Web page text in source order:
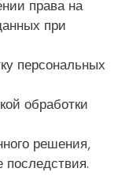
права на
при
персональных
обработки
решения,
последствия.